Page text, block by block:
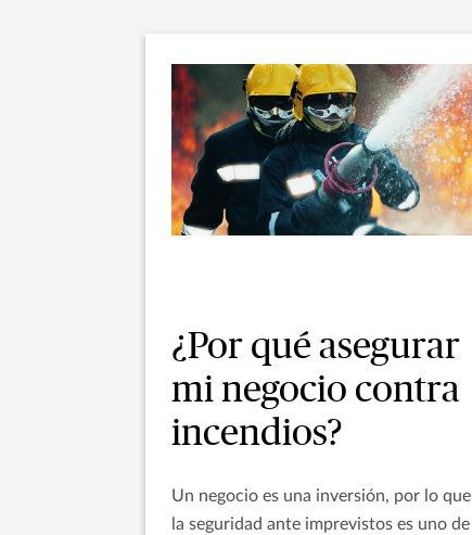
¿Por qué asegurar
mi negocio contra
incendios?
Un negocio es una inversión, por lo que
la seguridad ante imprevistos es uno de